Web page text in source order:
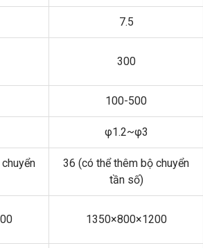
7.5
300
100-500
φ1.2~φ3
36 (có thể thêm bộ chuyển
tần số)
1350×800×1200